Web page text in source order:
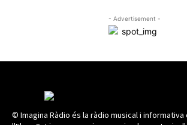
- Advertisement -
© Imagina Ràdio és la ràdio musical i